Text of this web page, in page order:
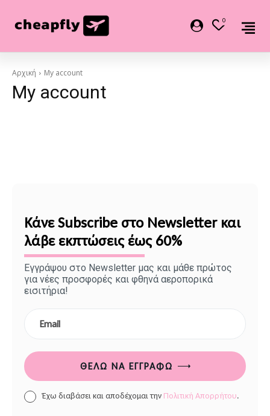
0
Αρχική My account
My account
Κάνε Subscribe στο Newsletter και
λάβε εκπτώσεις έως 60%
Εγγράψου στο Newsletter μας και μάθε πρώτος
για νέες προσφορές και φθηνά αεροπορικά
εισιτήρια!
ΘΈΛΩ ΝΑ ΕΓΓΡΑΦΏ
Έχω διαβάσει και αποδέχομαι την Πολιτική Απορρήτου.